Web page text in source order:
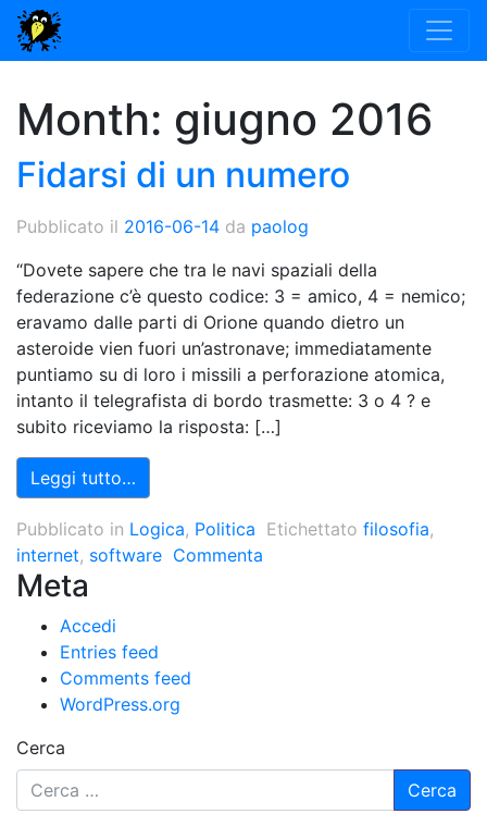
Month: giugno 2016
Fidarsi di un numero
Pubblicato il 2016-06-14 da paolog
“Dovete sapere che tra le navi spaziali della
federazione c’è questo codice: 3 = amico, 4 = nemico;
eravamo dalle parti di Orione quando dietro un
asteroide vien fuori un’astronave; immediatamente
puntiamo su di loro i missili a perforazione atomica,
intanto il telegrafista di bordo trasmette: 3 o 4 ? e
subito riceviamo la risposta: […]
Leggi tutto…
Pubblicato in Logica, Politica Etichettato filosofia,
internet, software Commenta
Meta
Accedi
Entries feed
Comments feed
WordPress.org
Cerca